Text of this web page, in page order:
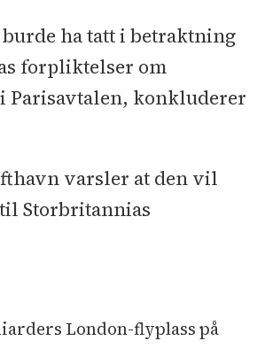
ha tatt i betraktning
forpliktelser om
Parisavtalen, konkluderer
varsler at den vil
Storbritannias
London-flyplass på